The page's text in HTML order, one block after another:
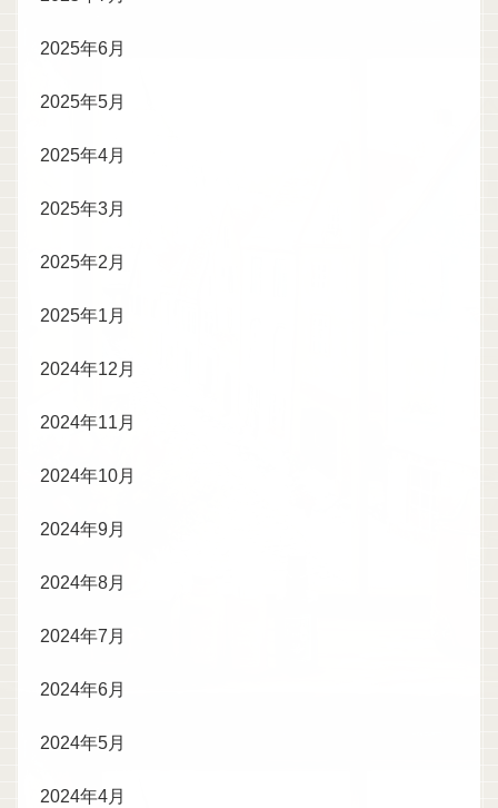
2025年6月
2025年5月
2025年4月
2025年3月
2025年2月
2025年1月
2024年12月
2024年11月
2024年10月
2024年9月
2024年8月
2024年7月
2024年6月
2024年5月
2024年4月